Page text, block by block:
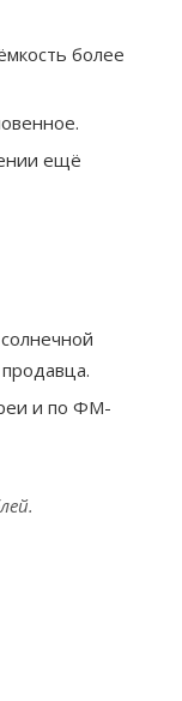
более
ещё
и по ФМ-